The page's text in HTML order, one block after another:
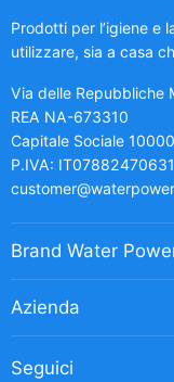
Prodotti per l’igiene e
utilizzare, sia a casa
Via delle Repubbliche
REA NA-673310
Capitale Sociale
P.IVA: IT07882470631
Brand Water
Azienda
Seguici